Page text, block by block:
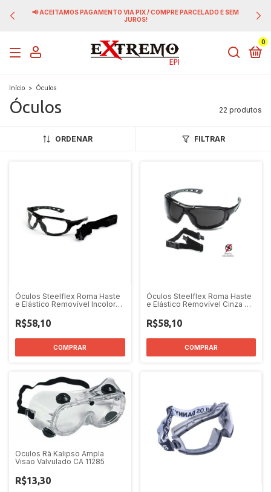
E SEM 🔥 GANHE 4% DE DESCONTO
0
Início > Óculos
Óculos 22 produtos
ORDENAR FILTRAR
Óculos Steelflex Roma Haste
e Elástico Removível Incolor
R$58,10
Óculos Steelflex Roma Haste
e Elástico Removível Cinza CA
R$58,10
Oculos Rã Kalipso Ampla
Visao Valvulado CA 11285
R$13,30